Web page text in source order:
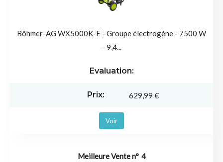
Böhmer-AG WX5000K-E - Groupe électrogène - 7500 W
- 9,4...
629,99 €
Voir
4